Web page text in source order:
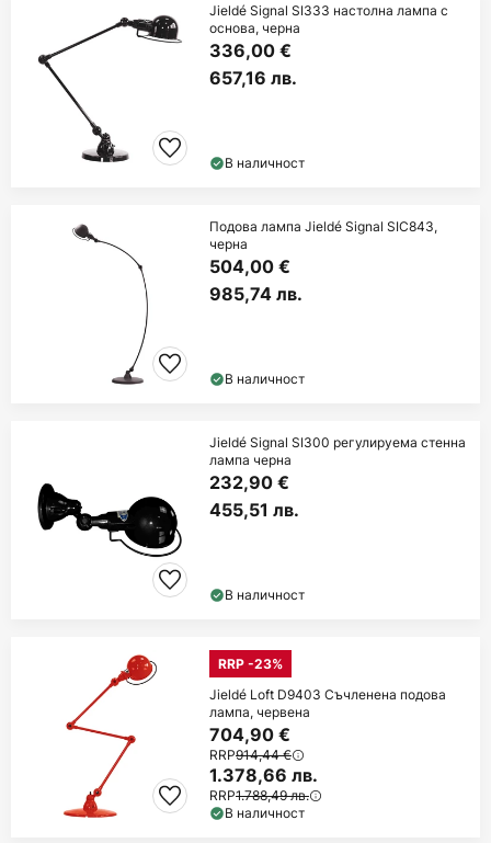
Jieldé Signal SI333 настолна лампа с
основа, черна
336,00 €
657,16 лв.
В наличност
Подова лампа Jieldé Signal SIC843,
черна
504,00 €
985,74 лв.
В наличност
Jieldé Signal SI300 регулируема стенна
лампа черна
232,90 €
455,51 лв.
В наличност
RRP -23%
Jieldé Loft D9403 Съчленена подова
лампа, червена
704,90 €
RRP914,44 €
1.378,66 лв.
RRP1.788,49 лв.
В наличност